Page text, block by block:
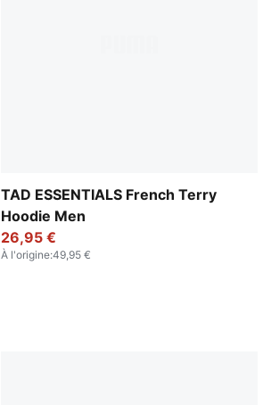
TAD ESSENTIALS French Terry
Hoodie Men
26,95 €
À l'origine:49,95 €